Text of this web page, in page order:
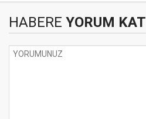
HABERE YORUM KAT